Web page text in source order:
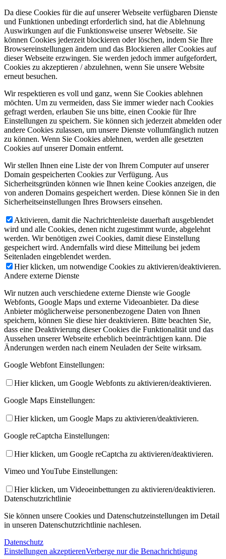
Da diese Cookies für die auf unserer Webseite verfügbaren Dienste
und Funktionen unbedingt erforderlich sind, hat die Ablehnung
Auswirkungen auf die Funktionsweise unserer Webseite. Sie
können Cookies jederzeit blockieren oder löschen, indem Sie Ihre
Browsereinstellungen ändern und das Blockieren aller Cookies auf
dieser Webseite erzwingen. Sie werden jedoch immer aufgefordert,
Cookies zu akzeptieren / abzulehnen, wenn Sie unsere Website
erneut besuchen.
Wir respektieren es voll und ganz, wenn Sie Cookies ablehnen
möchten. Um zu vermeiden, dass Sie immer wieder nach Cookies
gefragt werden, erlauben Sie uns bitte, einen Cookie für Ihre
Einstellungen zu speichern. Sie können sich jederzeit abmelden oder
andere Cookies zulassen, um unsere Dienste vollumfänglich nutzen
zu können. Wenn Sie Cookies ablehnen, werden alle gesetzten
Cookies auf unserer Domain entfernt.
Wir stellen Ihnen eine Liste der von Ihrem Computer auf unserer
Domain gespeicherten Cookies zur Verfügung. Aus
Sicherheitsgründen können wie Ihnen keine Cookies anzeigen, die
von anderen Domains gespeichert werden. Diese können Sie in den
Sicherheitseinstellungen Ihres Browsers einsehen.
Aktivieren, damit die Nachrichtenleiste dauerhaft ausgeblendet
wird und alle Cookies, denen nicht zugestimmt wurde, abgelehnt
werden. Wir benötigen zwei Cookies, damit diese Einstellung
gespeichert wird. Andernfalls wird diese Mitteilung bei jedem
Seitenladen eingeblendet werden.
Hier klicken, um notwendige Cookies zu aktivieren/deaktivieren.
Andere externe Dienste
Wir nutzen auch verschiedene externe Dienste wie Google
Webfonts, Google Maps und externe Videoanbieter. Da diese
Anbieter möglicherweise personenbezogene Daten von Ihnen
speichern, können Sie diese hier deaktivieren. Bitte beachten Sie,
dass eine Deaktivierung dieser Cookies die Funktionalität und das
Aussehen unserer Webseite erheblich beeinträchtigen kann. Die
Änderungen werden nach einem Neuladen der Seite wirksam.
Google Webfont Einstellungen:
Hier klicken, um Google Webfonts zu aktivieren/deaktivieren.
Google Maps Einstellungen:
Hier klicken, um Google Maps zu aktivieren/deaktivieren.
Google reCaptcha Einstellungen:
Hier klicken, um Google reCaptcha zu aktivieren/deaktivieren.
Vimeo und YouTube Einstellungen:
Hier klicken, um Videoeinbettungen zu aktivieren/deaktivieren.
Datenschutzrichtlinie
Sie können unsere Cookies und Datenschutzeinstellungen im Detail
in unseren Datenschutzrichtlinie nachlesen.
Datenschutz
Einstellungen akzeptierenVerberge nur die Benachrichtigung